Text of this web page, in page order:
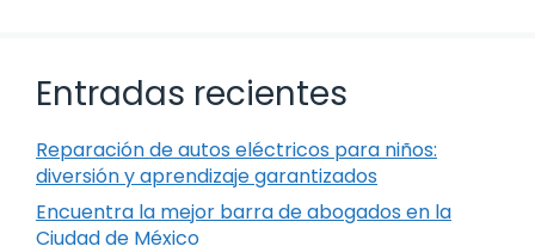
Entradas recientes
Reparación de autos eléctricos para niños:
diversión y aprendizaje garantizados
Encuentra la mejor barra de abogados en la
Ciudad de México